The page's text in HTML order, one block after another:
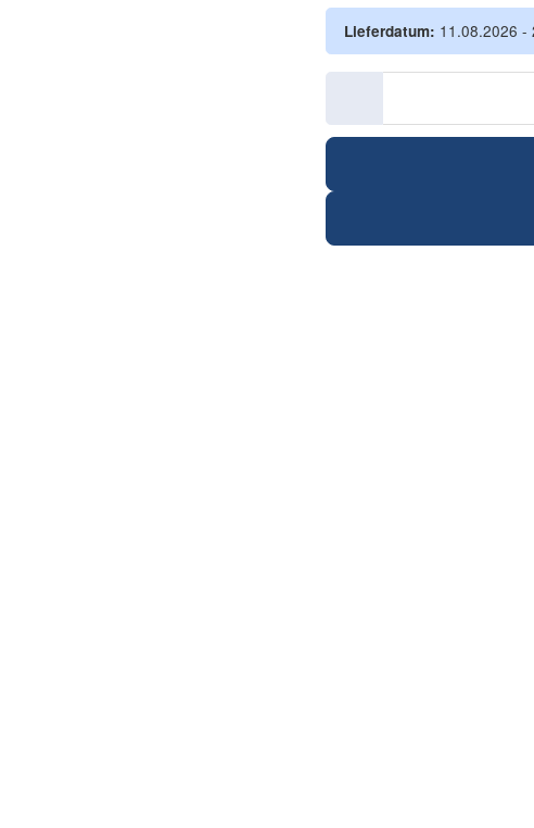
Lieferdatum: 11.08.2026 -